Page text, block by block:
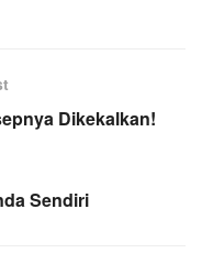
Dikekalkan!
Sendiri